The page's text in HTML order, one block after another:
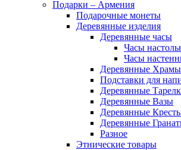
Подарки – Армения
Подарочные монеты
Деревянные изделия
Деревянные часы
Часы
Часы
Деревянные Храмы
Подставки для
Деревянные
Деревянные Вазы
Деревянные
Деревянные
Разное
Этнические товары